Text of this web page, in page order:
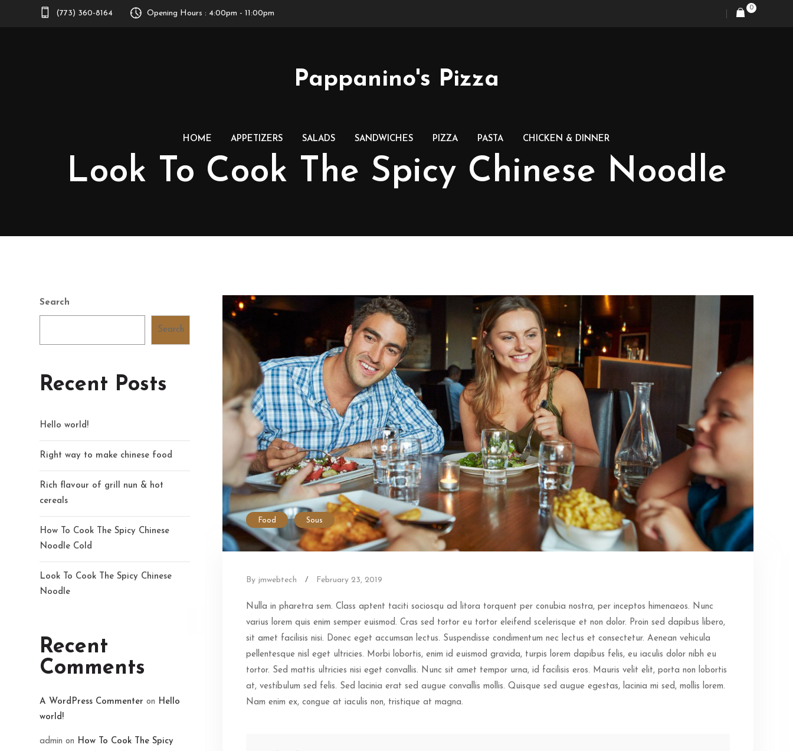
(773) 360-8164 Opening Hours : 4:00pm - 11:00pm
0
Pappanino's Pizza
HOME APPETIZERS SALADS SANDWICHES PIZZA PASTA CHICKEN & DINNER
Look To Cook The Spicy Chinese Noodle
Food Sous
By jmwebtech / February 23, 2019
Nulla in pharetra sem. Class aptent taciti sociosqu ad litora torquent per conubia nostra, per inceptos himenaeos. Nunc
varius lorem quis enim semper euismod. Cras sed tortor eu tortor eleifend scelerisque et non dolor. Proin sed dapibus libero,
sit amet facilisis nisi. Donec eget accumsan lectus. Suspendisse condimentum nec lectus et consectetur. Aenean vehicula
pellentesque nisl eget ultricies. Morbi lobortis, enim id euismod gravida, turpis lorem dapibus felis, eu iaculis dolor nibh eu
tortor. Sed mattis ultricies nisi eget convallis. Nunc sit amet tempor urna, id facilisis eros. Mauris velit elit, porta non lobortis
at, vestibulum sed felis. Sed lacinia erat sed augue convallis mollis. Quisque sed augue egestas, lacinia mi sed, mollis lorem.
Nam enim ex, congue at iaculis non, tristique at magna.
Search
Search
Recent Posts
Hello world!
Right way to make chinese food
Rich flavour of grill nun & hot
cereals
How To Cook The Spicy Chinese
Noodle Cold
Look To Cook The Spicy Chinese
Noodle
Recent
Comments
A WordPress Commenter on Hello
world!
admin on How To Cook The Spicy